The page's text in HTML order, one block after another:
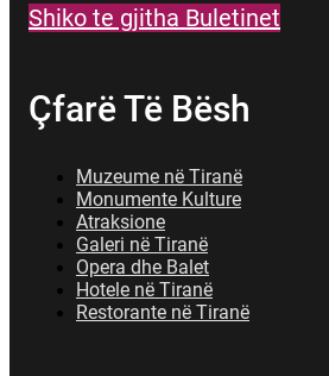
Shiko te gjitha Buletinet
Çfarë Të Bësh
Muzeume në Tiranë
Monumente Kulture
Atraksione
Galeri në Tiranë
Opera dhe Balet
Hotele në Tiranë
Restorante në Tiranë